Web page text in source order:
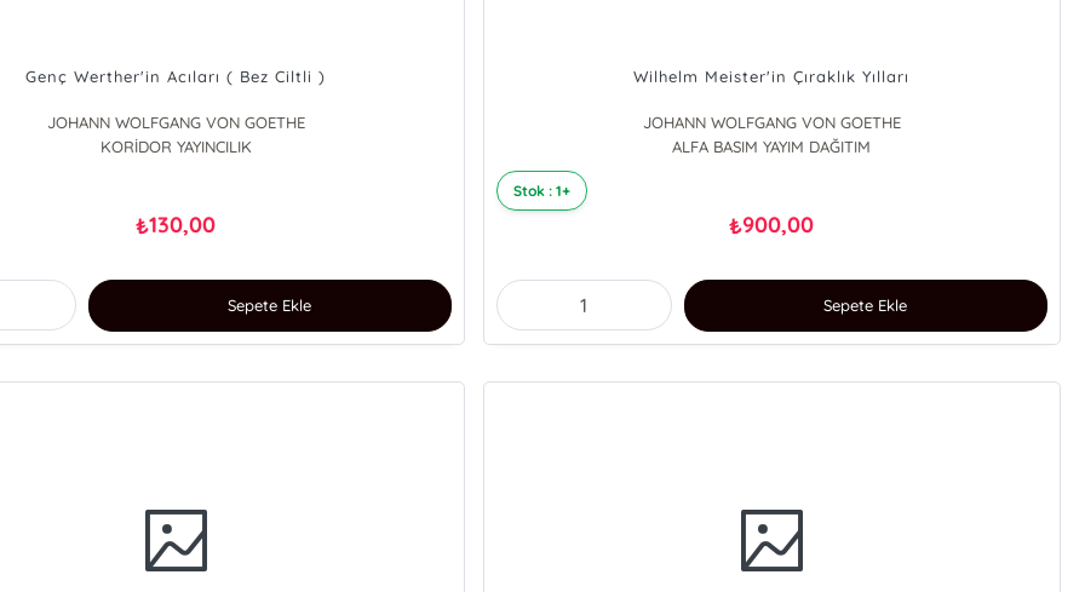
Genç Werther'in Acıları ( Bez Ciltli )
JOHANN WOLFGANG VON GOETHE
KORİDOR YAYINCILIK
₺130,00
Sepete Ekle
Wilhelm Meister'in Çıraklık Yılları
JOHANN WOLFGANG VON GOETHE
ALFA BASIM YAYIM DAĞITIM
Stok : 1+
₺900,00
Sepete Ekle